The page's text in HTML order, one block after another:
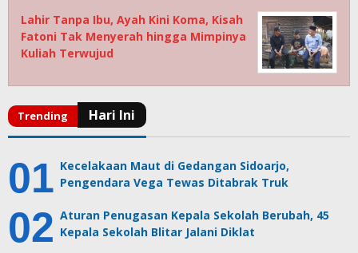
Lahir Tanpa Ibu, Ayah Kini Koma, Kisah
Fatoni Tak Menyerah hingga Mimpinya
Kuliah Terwujud
Kecelakaan Maut di Gedangan Sidoarjo,
Pengendara Vega Tewas Ditabrak Truk
Aturan Penugasan Kepala Sekolah Berubah, 45
Kepala Sekolah Blitar Jalani Diklat